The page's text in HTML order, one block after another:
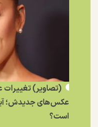
(تصاویر) تغییرات
عکس‌های جدیدش؛ آیا
است؟